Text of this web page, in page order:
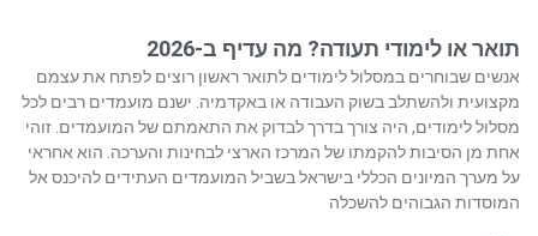
תואר או לימודי תעודה? מה עדיף ב-2026
אנשים שבוחרים במסלול לימודים לתואר ראשון רוצים לפתח את עצמם
מקצועית ולהשתלב בשוק העבודה או באקדמיה. ישנם מועמדים רבים לכל
מסלול לימודים, היה צורך בדרך לבדוק את התאמתם של המועמדים. זוהי
אחת מן הסיבות להקמתו של המרכז הארצי לבחינות והערכה. הוא אחראי
על מערך המיונים הכללי בישראל בשביל המועמדים העתידים להיכנס אל
המוסדות הגבוהים להשכלה